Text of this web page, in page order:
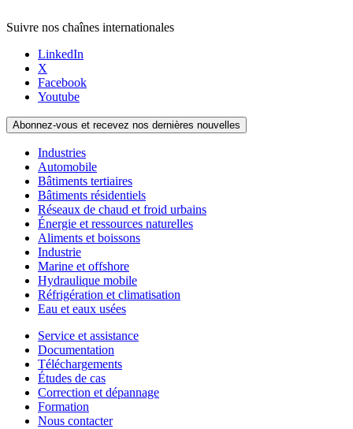
Suivre nos chaînes internationales
LinkedIn
X
Facebook
Youtube
Abonnez-vous et recevez nos dernières nouvelles
Industries
Automobile
Bâtiments tertiaires
Bâtiments résidentiels
Réseaux de chaud et froid urbains
Énergie et ressources naturelles
Aliments et boissons
Industrie
Marine et offshore
Hydraulique mobile
Réfrigération et climatisation
Eau et eaux usées
Service et assistance
Documentation
Téléchargements
Études de cas
Correction et dépannage
Formation
Nous contacter